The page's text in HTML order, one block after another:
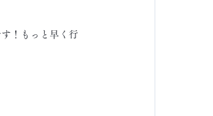
！もっと早く行